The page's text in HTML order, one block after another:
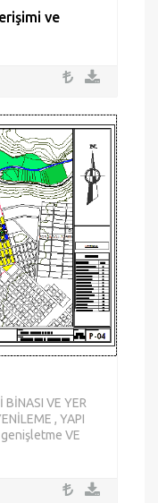
VE YER
, YAPI